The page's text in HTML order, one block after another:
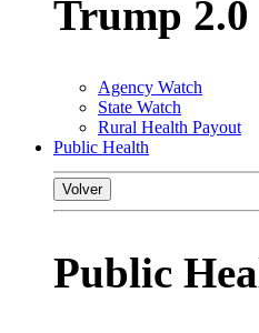
Trump 2.0
Agency Watch
State Watch
Rural Health Payout
Public Health
Volver
Public